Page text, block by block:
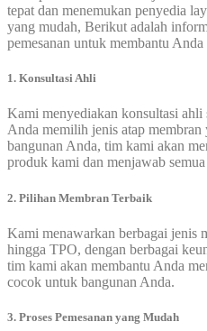
tepat dan menemukan penyedia
yang mudah, Berikut adalah
pemesanan untuk membantu
1. Konsultasi Ahli
Kami menyediakan konsultasi ahli
Anda memilih jenis atap membran
bangunan Anda, tim kami akan
produk kami dan menjawab
2. Pilihan Membran Terbaik
Kami menawarkan berbagai jenis
hingga TPO, dengan berbagai
tim kami akan membantu Anda
cocok untuk bangunan Anda.
3. Proses Pemesanan yang Mudah